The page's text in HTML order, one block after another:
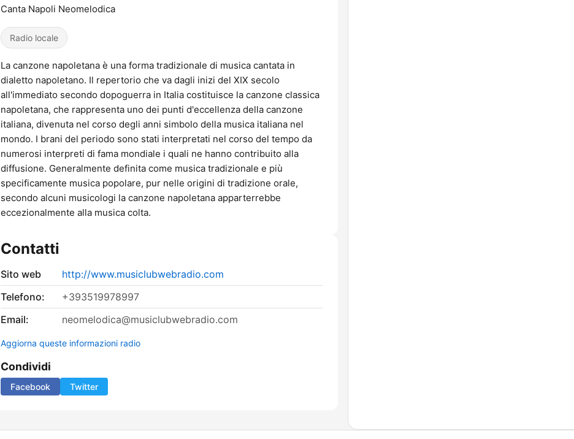
Canta Napoli Neomelodica
Radio locale
La canzone napoletana è una forma tradizionale di musica cantata in
dialetto napoletano. Il repertorio che va dagli inizi del XIX secolo
all'immediato secondo dopoguerra in Italia costituisce la canzone classica
napoletana, che rappresenta uno dei punti d'eccellenza della canzone
italiana, divenuta nel corso degli anni simbolo della musica italiana nel
mondo. I brani del periodo sono stati interpretati nel corso del tempo da
numerosi interpreti di fama mondiale i quali ne hanno contribuito alla
diffusione. Generalmente definita come musica tradizionale e più
specificamente musica popolare, pur nelle origini di tradizione orale,
secondo alcuni musicologi la canzone napoletana apparterrebbe
eccezionalmente alla musica colta.
Contatti
Sito web
http://www.musiclubwebradio.com
Telefono:
+393519978997
Email:
neomelodica@musiclubwebradio.com
Aggiorna queste informazioni radio
Condividi
Facebook Twitter